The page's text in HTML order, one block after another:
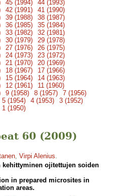
45 (1994)
44 (1993)
42 (1991)
41 (1990)
39 (1988)
38 (1987)
36 (1985)
35 (1984)
33 (1982)
32 (1981)
30 (1979)
29 (1978)
27 (1976)
26 (1975)
24 (1973)
23 (1972)
21 (1970)
20 (1969)
18 (1967)
17 (1966)
15 (1964)
14 (1963)
12 (1961)
11 (1960)
9 (1958) 8 (1957)
7 (1956)
5 (1954) 4 (1953)
3 (1952)
1 (1950)
60 (2009)
, Virpi Alenius.
ojitettujen soiden
in prepared microsites in
areas.